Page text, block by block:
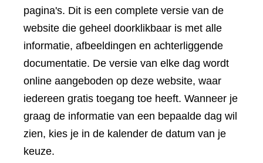
naar
een
andere
website)
pagina's. Dit is een complete versie van de
website die geheel doorklikbaar is met alle
informatie, afbeeldingen en achterliggende
documentatie. De versie van elke dag wordt
online aangeboden op deze website, waar
iedereen gratis toegang toe heeft. Wanneer je
graag de informatie van een bepaalde dag wil
zien, kies je in de kalender de datum van je
keuze.